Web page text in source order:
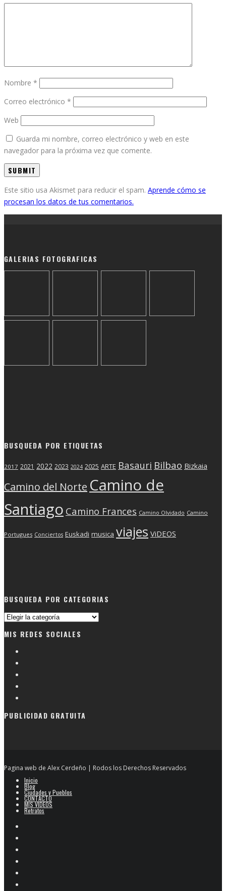
Nombre *
Correo electrónico *
Web
Guarda mi nombre, correo electrónico y web en este
navegador para la próxima vez que comente.
Este sitio usa Akismet para reducir el spam. Aprende cómo se
procesan los datos de tus comentarios.
GALERIAS FOTOGRAFICAS
BUSQUEDA POR ETIQUETAS
2017 2021 2022 2023 2024 2025 ARTE Basauri Bilbao Bizkaia
Camino del Norte Camino de
Santiago Camino Frances Camino Olvidado Camino
Portugues Conciertos Euskadi musica viajes ViDEOS
BUSQUEDA POR CATEGORIAS
Busqueda
categorias
MIS REDES SOCIALES
PUBLICIDAD GRATUITA
Pagina web de Alex Cerdeño | Rodos los Derechos Reservados
Inicio
Blog
Ciudades y Pueblos
CONTACTO
MIS VIDEOS
Retratos